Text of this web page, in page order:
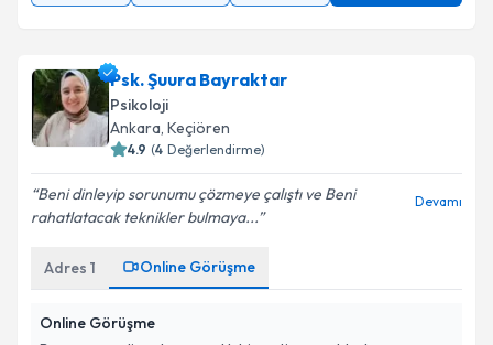
Psk. Şuura Bayraktar
Psikoloji
Ankara, Keçiören
4.9 (4 Değerlendirme)
Beni dinleyip sorunumu çözmeye çalıştı ve Beni
rahatlatacak teknikler bulmaya...
Devamı
Adres 1 Online Görüşme
Online Görüşme